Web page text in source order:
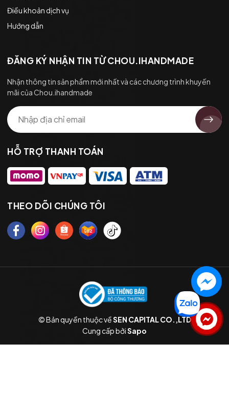
Điều khoản dịch vụ
Hướng dẫn
ĐĂNG KÝ NHẬN TIN TỪ CHOU.IHANDMADE
Nhận thông tin sản phẩm mới nhất và các chương trình khuyến
mãi của Chou.ihandmade
HỖ TRỢ THANH TOÁN
THEO DÕI CHÚNG TÔI
© Bản quyền thuộc vềSEN CAPITAL CO.,LTD
Cung cấp bởiSapo
Liên hệ